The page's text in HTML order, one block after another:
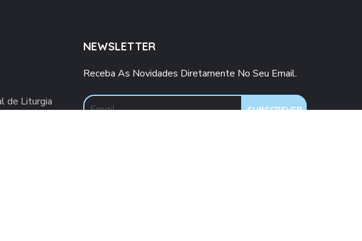
de Liturgia
NEWSLETTER
Receba As Novidades Diretamente No Seu Email.